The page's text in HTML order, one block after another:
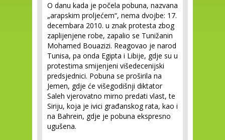
O danu kada je počela pobuna, nazvana
„arapskim proljećem“, nema dvojbe: 17.
decembara 2010. u znak protesta zbog
zaplijenjene robe, zapalio se Tunižanin
Mohamed Bouazizi. Reagovao je narod
Tunisa, pa onda Egipta i Libije, gdje su u
protestima smijenjeni višedecenijski
predsjednici. Pobuna se proširila na
Jemen, gdje će višegodišnji diktator
Saleh vjerovatno mirno predati vlast, te
Siriju, koja je ivici građanskog rata, kao i
na Bahrein, gdje je pobuna ekspresno
ugušena.